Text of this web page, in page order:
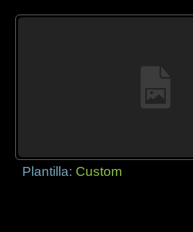
Plantilla: Custom